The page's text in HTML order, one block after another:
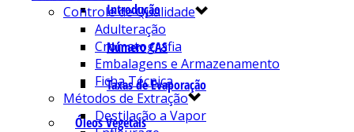
Introdução
Número CAS
Taxas de Evaporação
Óleos Vegetais
Controle de Qualidade
Adulteração
Cromatografia
Embalagens e Armazenamento
Ficha Técnica
Métodos de Extração
Destilação a Vapor